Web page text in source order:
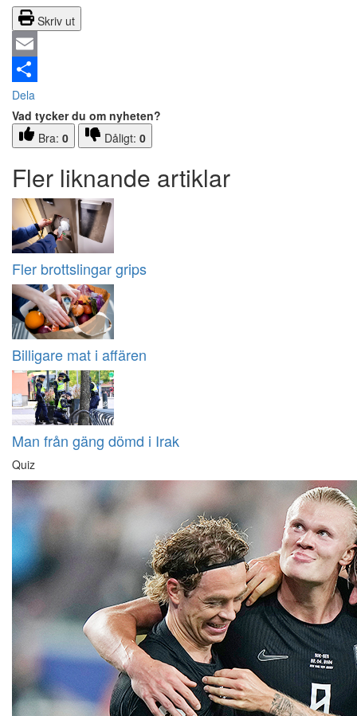
Skriv ut
Email
Dela
Vad tycker du om nyheten?
Bra: 0 Dåligt: 0
Fler liknande artiklar
Fler brottslingar grips
Billigare mat i affären
Man från gäng dömd i Irak
Quiz